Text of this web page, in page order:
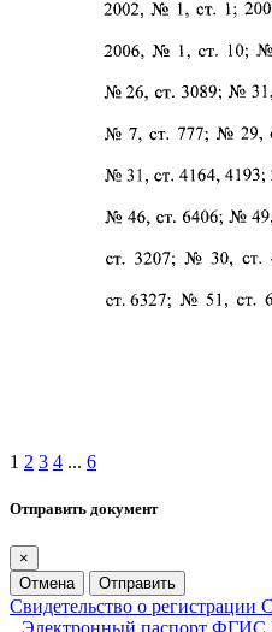
1 2 3 4 ... 6
Отправить документ
×
Отмена
Отправить
Свидетельство о